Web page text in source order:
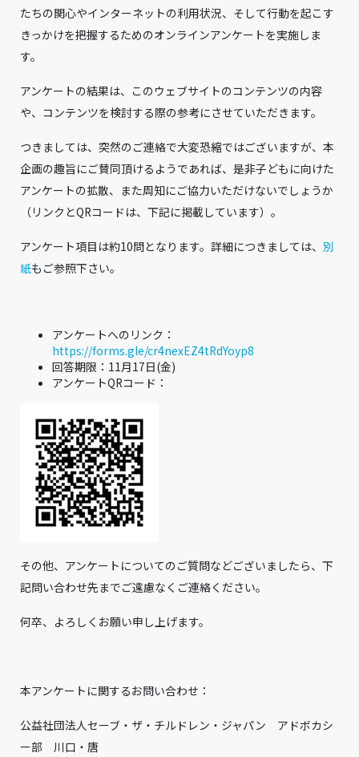
たちの関心やインターネットの利用状況、そして行動を起こす
きっかけを把握するためのオンラインアンケートを実施しま
す。
アンケートの結果は、このウェブサイトのコンテンツの内容
や、コンテンツを検討する際の参考にさせていただきます。
つきましては、突然のご連絡で大変恐縮ではございますが、本
企画の趣旨にご賛同頂けるようであれば、是非子どもに向けた
アンケートの拡散、また周知にご協力いただけないでしょうか
（リンクとQRコードは、下記に掲載しています）。
アンケート項目は約10問となります。詳細につきましては、 別
紙もご参照下さい。
アンケートへのリンク：
https://forms.gle/cr4nexEZ4tRdYoyp8
回答期限：11月17日(金)
アンケートQRコード：
その他、アンケートについてのご質問などございましたら、下
記問い合わせ先までご遠慮なくご連絡ください。
何卒、よろしくお願い申し上げます。
本アンケートに関するお問い合わせ：
公益社団法人セーブ・ザ・チルドレン・ジャパン アドボカシ
ー部 川口・唐